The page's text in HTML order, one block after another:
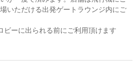
いただける出発ゲートラウンジ内にご
ビーに出られる前にご利用頂けます